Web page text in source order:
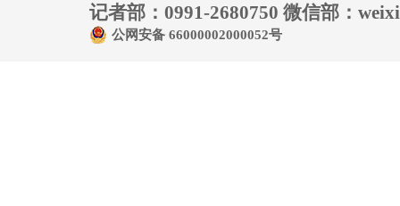
记者部：0991-2680750 微信部：
公网安备 66000002000052号